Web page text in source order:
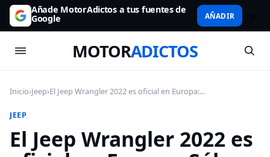
Añade MotorAdictos a tus fuentes de
Google AÑADIR
MOTORADICTOS
Inicio›Jeep›El Jeep Wrangler 2022 es oficial en Europa:...
JEEP
El Jeep Wrangler 2022 es